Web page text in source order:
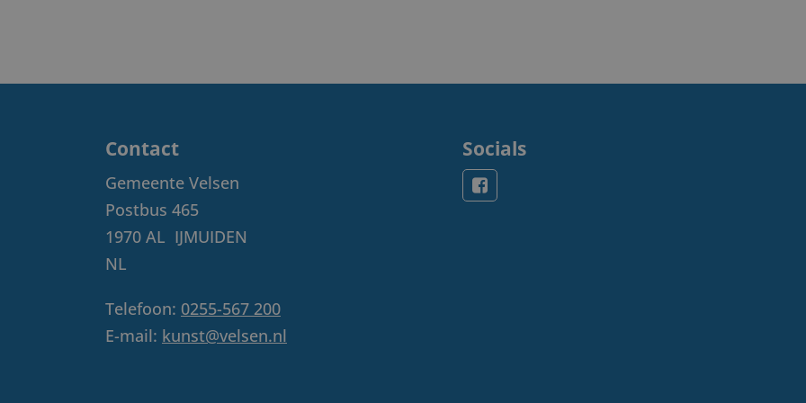
Contact
Gemeente Velsen
Postbus 465
1970 AL IJMUIDEN
NL
Telefoon: 0255-567 200
E-mail: kunst@velsen.nl
Socials